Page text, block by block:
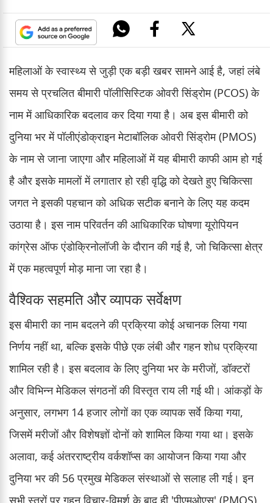
महिलाओं के स्वास्थ्य से जुड़ी एक बड़ी खबर सामने आई है, जहां लंबे
समय से प्रचलित बीमारी पॉलीसिस्टिक ओवरी सिंड्रोम (PCOS) के
नाम में आधिकारिक बदलाव कर दिया गया है। अब इस बीमारी को
दुनिया भर में पॉलीएंडोक्राइन मेटाबॉलिक ओवरी सिंड्रोम (PMOS)
के नाम से जाना जाएगा और महिलाओं में यह बीमारी काफी आम हो गई
है और इसके मामलों में लगातार हो रही वृद्धि को देखते हुए चिकित्सा
जगत ने इसकी पहचान को अधिक सटीक बनाने के लिए यह कदम
उठाया है। इस नाम परिवर्तन की आधिकारिक घोषणा यूरोपियन
कांग्रेस ऑफ एंडोक्रिनोलॉजी के दौरान की गई है, जो चिकित्सा क्षेत्र
में एक महत्वपूर्ण मोड़ माना जा रहा है।
वैश्विक सहमति और व्यापक सर्वेक्षण
इस बीमारी का नाम बदलने की प्रक्रिया कोई अचानक लिया गया
निर्णय नहीं था, बल्कि इसके पीछे एक लंबी और गहन शोध प्रक्रिया
शामिल रही है। इस बदलाव के लिए दुनिया भर के मरीजों, डॉक्टरों
और विभिन्न मेडिकल संगठनों की विस्तृत राय ली गई थी। आंकड़ों के
अनुसार, लगभग 14 हजार लोगों का एक व्यापक सर्वे किया गया,
जिसमें मरीजों और विशेषज्ञों दोनों को शामिल किया गया था। इसके
अलावा, कई अंतरराष्ट्रीय वर्कशॉप्स का आयोजन किया गया और
दुनिया भर की 56 प्रमुख मेडिकल संस्थाओं से सलाह ली गई। इन
सभी स्तरों पर गहन विचार-विमर्श के बाद ही 'पीएमओएस' (PMOS)